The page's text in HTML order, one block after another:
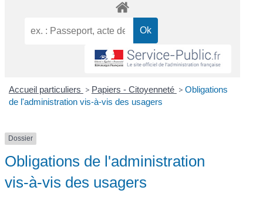
Accueil particuliers > Papiers - Citoyenneté > Obligations
de l'administration vis-à-vis des usagers
Dossier
Obligations de l'administration
vis-à-vis des usagers